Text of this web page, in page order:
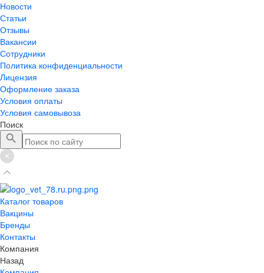
Новости
Статьи
Отзывы
Вакансии
Сотрудники
Политика конфиденциальности
Лицензия
Оформление заказа
Условия оплаты
Условия самовывоза
Поиск
Каталог товаров
Вакцины
Бренды
Контакты
Компания
Назад